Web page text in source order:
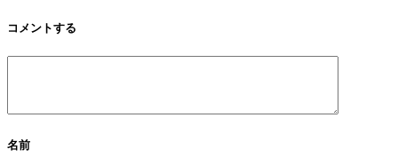
コメントする
名前